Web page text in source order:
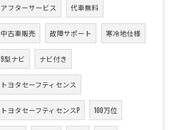
アフターサービス 代車無料
中古車販売 故障サポート 寒冷地仕様
9型ナビ ナビ付き
トヨタセーフティセンス
トヨタセーフティセンスP 100万位